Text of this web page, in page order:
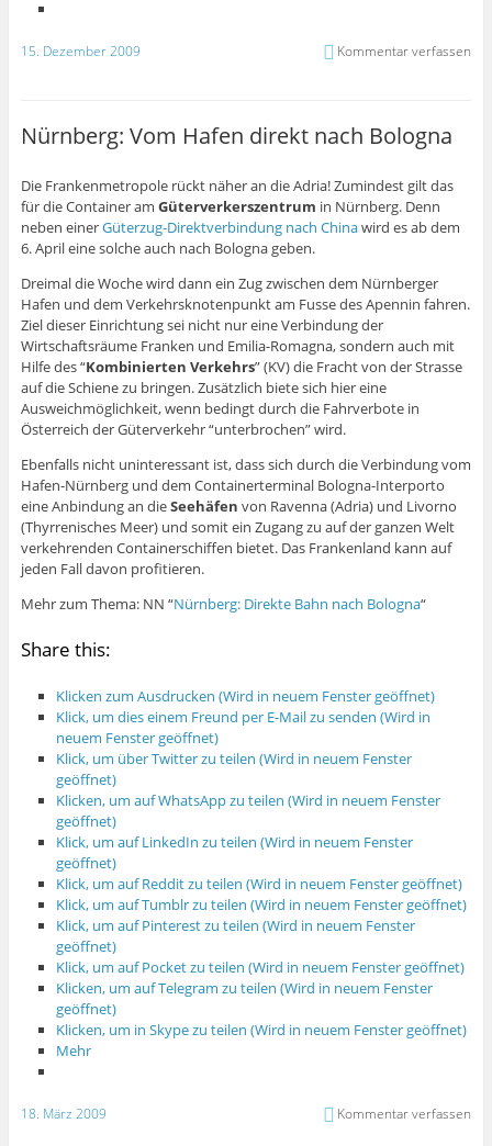
15. Dezember 2009 Kommentar verfassen
Nürnberg: Vom Hafen direkt nach Bologna
Die Frankenmetropole rückt näher an die Adria! Zumindest gilt das
für die Container am Güterverkerszentrum in Nürnberg. Denn
neben einerGüterzug-Direktverbindung nach Chinawird es ab dem
6. April eine solche auch nach Bologna geben.
Dreimal die Woche wird dann ein Zug zwischen dem Nürnberger
Hafen und dem Verkehrsknotenpunkt am Fusse des Apennin fahren.
Ziel dieser Einrichtung sei nicht nur eine Verbindung der
Wirtschaftsräume Franken und Emilia-Romagna, sondern auch mit
Hilfe des “Kombinierten Verkehrs” (KV) die Fracht von der Strasse
auf die Schiene zu bringen. Zusätzlich biete sich hier eine
Ausweichmöglichkeit, wenn bedingt durch die Fahrverbote in
Österreich der Güterverkehr “unterbrochen” wird.
Ebenfalls nicht uninteressant ist, dass sich durch die Verbindung vom
Hafen-Nürnberg und dem Containerterminal Bologna-Interporto
eine Anbindung an dieSeehäfen von Ravenna (Adria) und Livorno
(Thyrrenisches Meer) und somit ein Zugang zu auf der ganzen Welt
verkehrenden Containerschiffen bietet. Das Frankenland kann auf
jeden Fall davon profitieren.
Mehr zum Thema: NN “Nürnberg: Direkte Bahn nach Bologna“
Share this:
Klicken zum Ausdrucken (Wird in neuem Fenster geöffnet)
Klick, um dies einem Freund per E-Mail zu senden (Wird in
neuem Fenster geöffnet)
Klick, um über Twitter zu teilen (Wird in neuem Fenster
geöffnet)
Klicken, um auf WhatsApp zu teilen (Wird in neuem Fenster
geöffnet)
Klick, um auf LinkedIn zu teilen (Wird in neuem Fenster
geöffnet)
Klick, um auf Reddit zu teilen (Wird in neuem Fenster geöffnet)
Klick, um auf Tumblr zu teilen (Wird in neuem Fenster geöffnet)
Klick, um auf Pinterest zu teilen (Wird in neuem Fenster
geöffnet)
Klick, um auf Pocket zu teilen (Wird in neuem Fenster geöffnet)
Klicken, um auf Telegram zu teilen (Wird in neuem Fenster
geöffnet)
Klicken, um in Skype zu teilen (Wird in neuem Fenster geöffnet)
Mehr
18. März 2009 Kommentar verfassen